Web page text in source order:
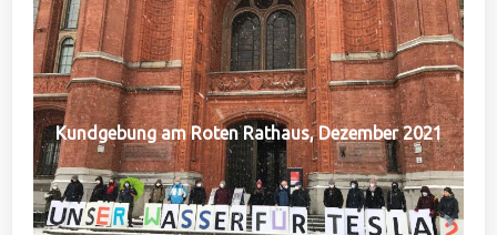
Kundgebung am Roten Rathaus, Dezember 2021